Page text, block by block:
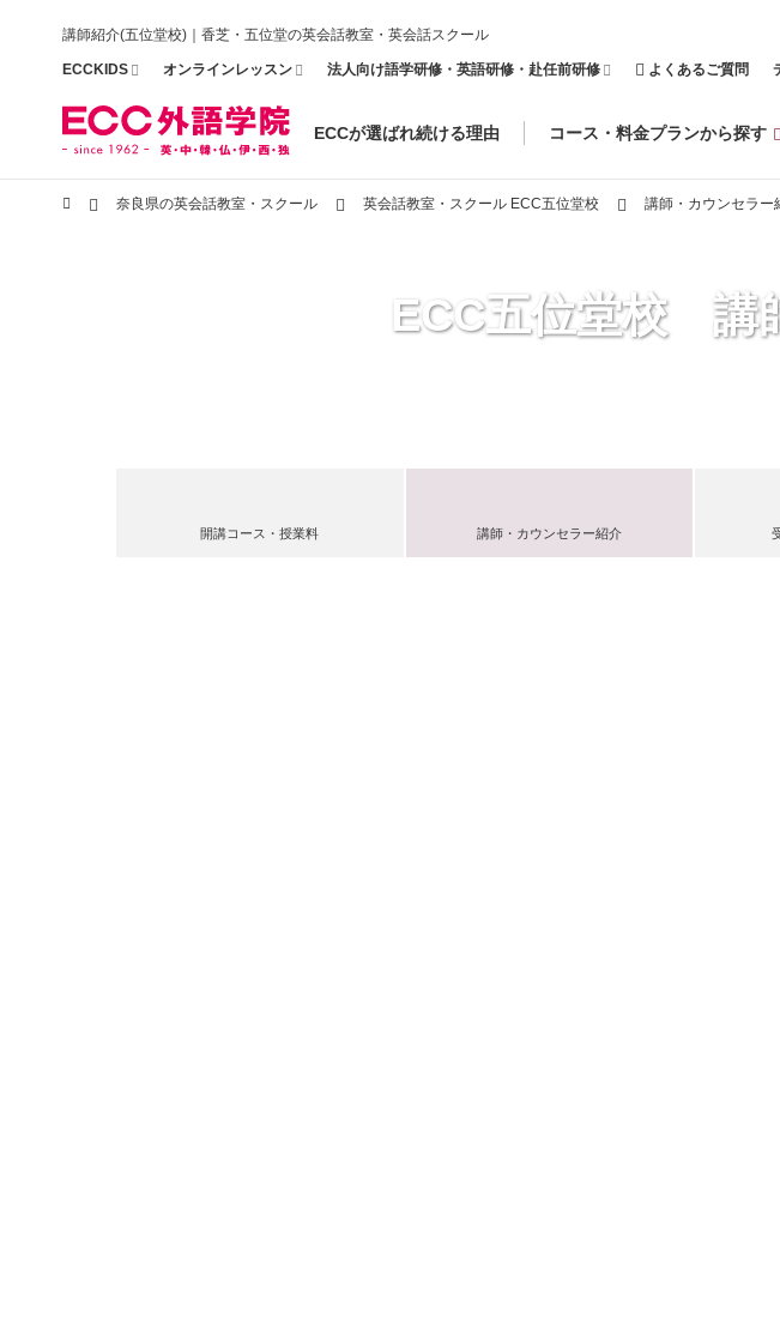
講師紹介(五位堂校)｜香芝・五位堂の英会話教室・英会話スクール
ECCKIDS オンラインレッスン 法人向け語学研修・英語研修・赴任前研修 よくあるご質問
ECCが選ばれ続ける理由 コース・料金プランから探す
奈良県の英会話教室・スクール 英会話教室・スクール ECC五位堂校 講師・カウンセラー
ECC五位堂校 講
開講コース・授業料 講師・カウンセラー紹介